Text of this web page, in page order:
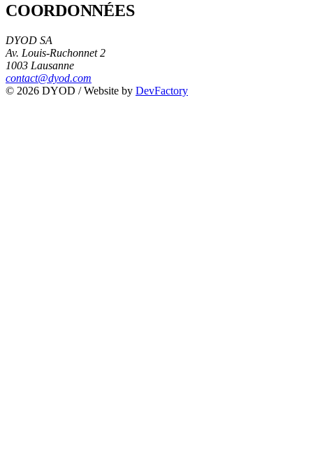
COORDONNÉES
DYOD SA
Av. Louis-Ruchonnet 2
1003 Lausanne
contact@dyod.com
© 2026 DYOD / Website by DevFactory